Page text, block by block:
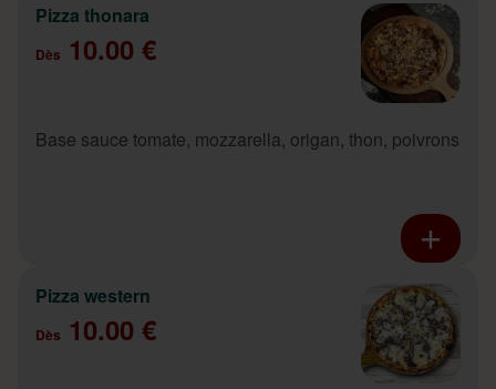
Pizza thonara
Dès 10.00 €
Base sauce tomate, mozzarella, origan, thon, poivrons
Pizza western
Dès 10.00 €